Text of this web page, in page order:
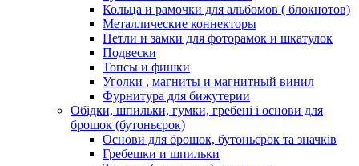
Кольца и рамочки для альбомов ( блокнотов)
Металлические коннекторы
Петли и замки для фоторамок и шкатулок
Подвески
Топсы и фишки
Уголки , магниты и магнитный винил
Фурнитура для бижутерии
Обідки, шпильки, гумки, гребені і основи для
брошок (бутоньєрок)
Основи для брошок, бутоньєрок та значків
Гребешки и шпильки